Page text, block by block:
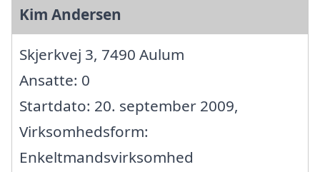
Kim Andersen
Skjerkvej 3, 7490 Aulum
Ansatte: 0
Startdato: 20. september 2009,
Virksomhedsform:
Enkeltmandsvirksomhed